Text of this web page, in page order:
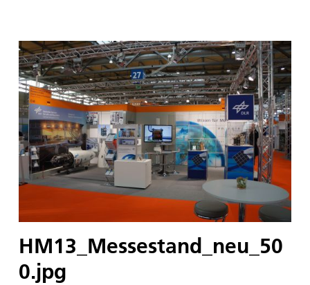
HM13_Messestand_neu_50
0.jpg